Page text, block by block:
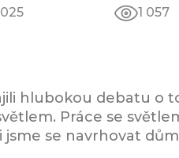
1 057
hlubokou debatu o
Práce se
se navrhovat